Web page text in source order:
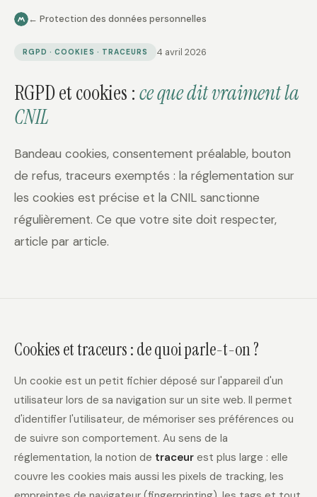
← Protection des données personnelles
RGPD · COOKIES · TRACEURS 4 avril 2026
RGPD et cookies :ce que dit vraiment la
CNIL
Bandeau cookies, consentement préalable, bouton
de refus, traceurs exemptés : la réglementation sur
les cookies est précise et la CNIL sanctionne
régulièrement. Ce que votre site doit respecter,
article par article.
Cookies et traceurs : de quoi parle-t-on ?
Un cookie est un petit fichier déposé sur l'appareil d'un
utilisateur lors de sa navigation sur un site web. Il permet
d'identifier l'utilisateur, de mémoriser ses préférences ou
de suivre son comportement. Au sens de la
réglementation, la notion de traceur est plus large : elle
couvre les cookies mais aussi les pixels de tracking, les